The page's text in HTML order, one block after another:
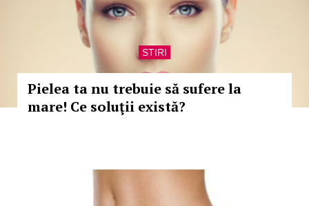
STIRI
Pielea ta nu trebuie să sufere la
mare! Ce soluţii există?